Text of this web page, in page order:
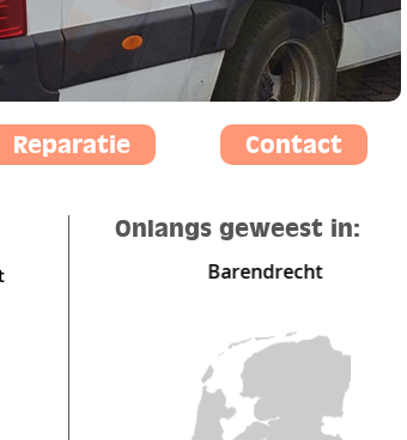
Reparatie Contact
Onlangs geweest in:
Barendrecht